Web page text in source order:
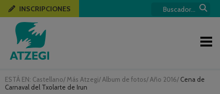
ESTÁ EN: Castellano/ Más Atzegi/ Album de fotos/ Año 2016/ Cena de
Carnaval del Txolarte de Irun
INSCRIPCIONES